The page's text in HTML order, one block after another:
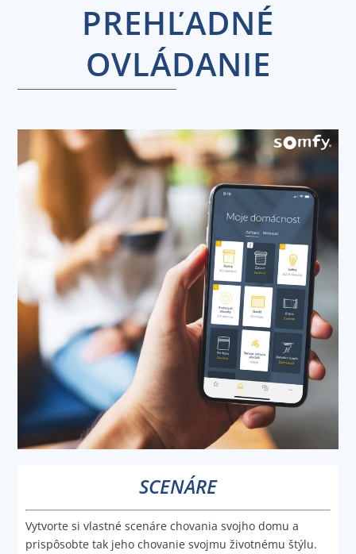
PREHĽADNÉ
OVLÁDANIE
SCENÁRE
Vytvorte si vlastné scenáre chovania svojho domu a
prispôsobte tak jeho chovanie svojmu životnému štýlu.